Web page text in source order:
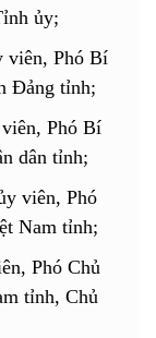
ủy;
viên, Phó Bí
Đảng tỉnh;
Phó Bí
dân tỉnh;
viên, Phó
Nam tỉnh;
Phó Chủ
tỉnh, Chủ